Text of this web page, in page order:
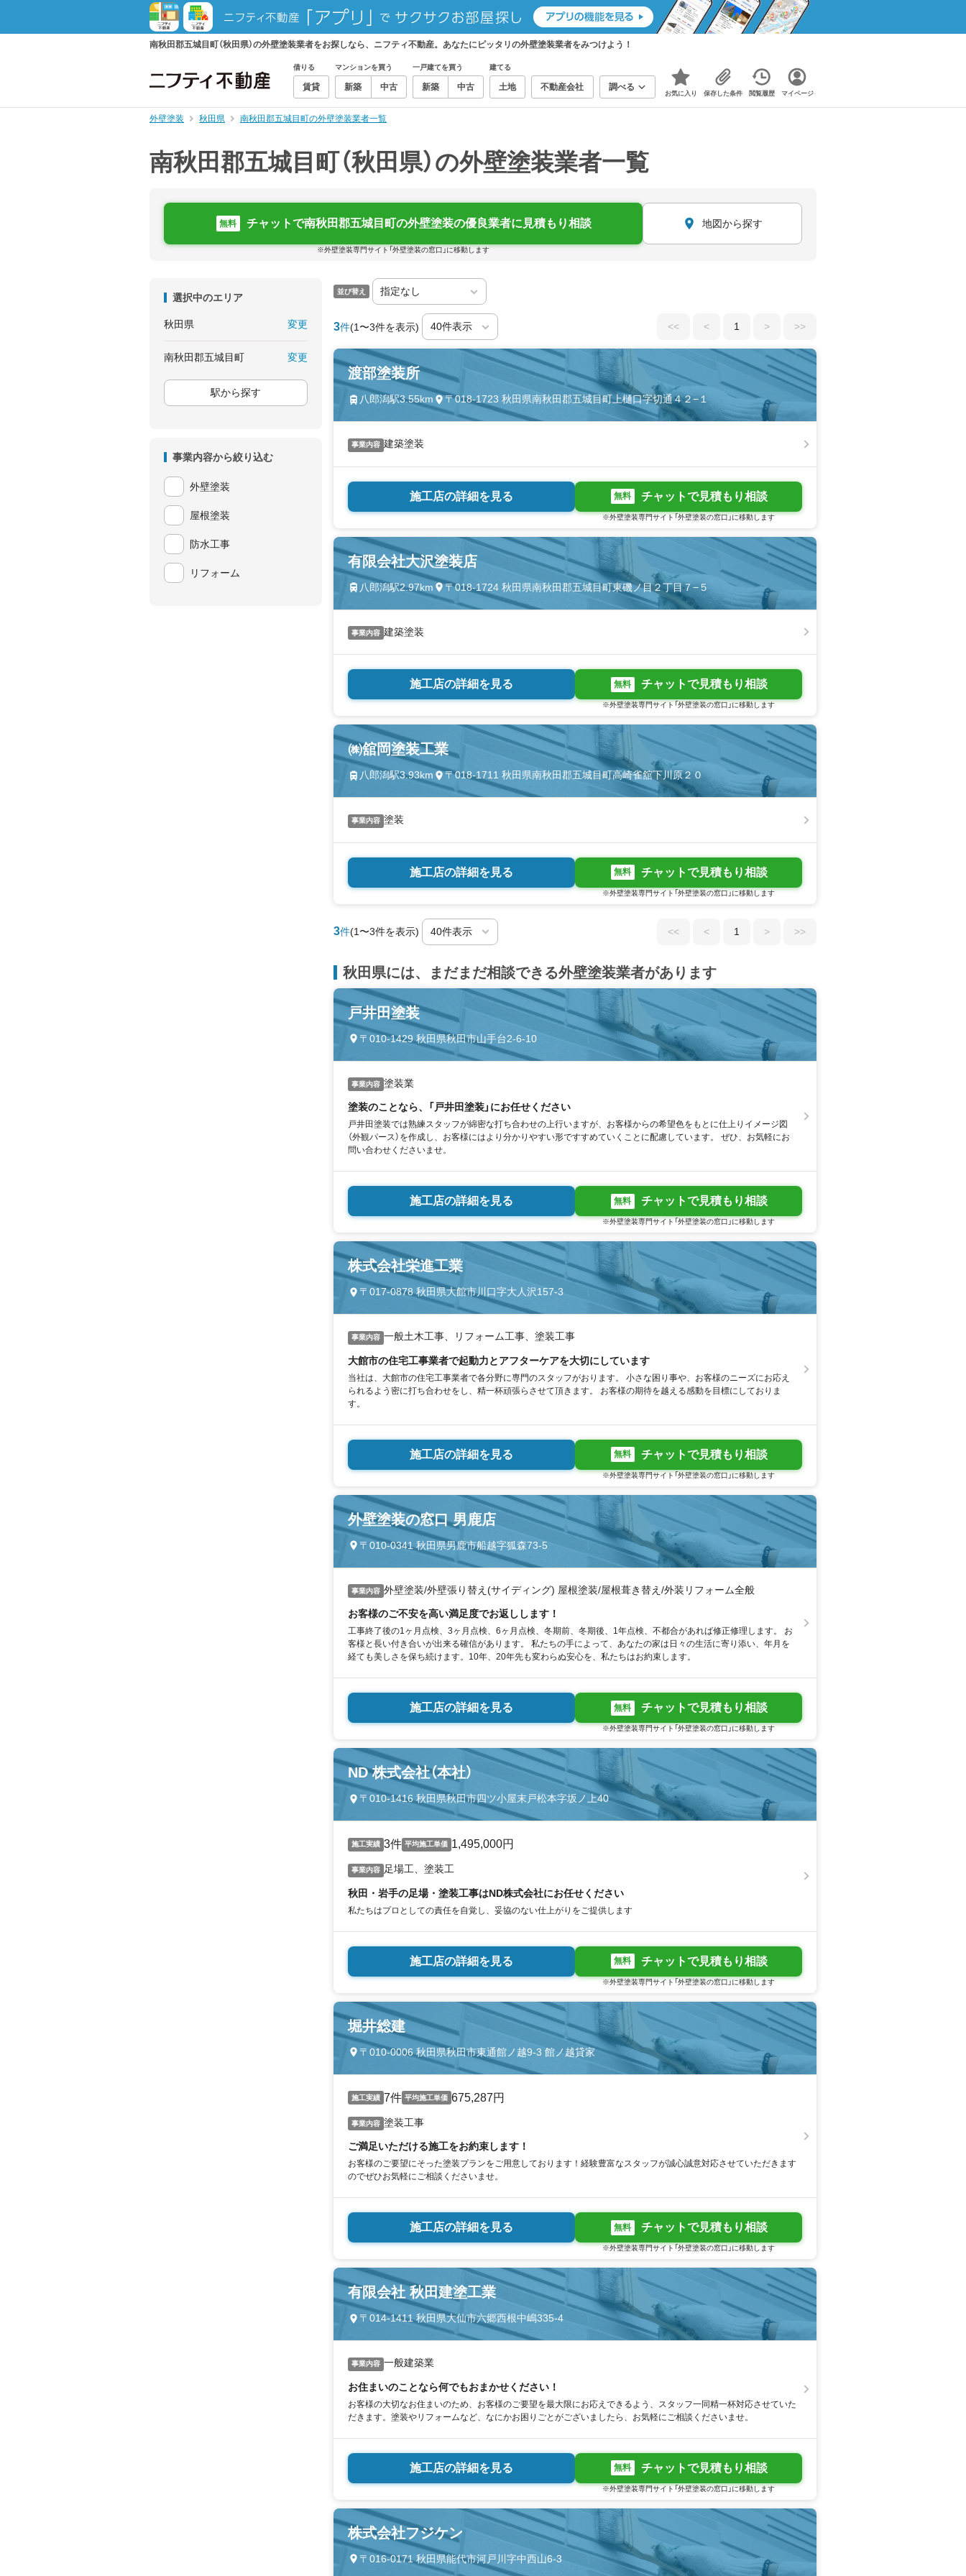
南秋田郡五城目町（秋田県）の外壁塗装業者をお探しなら、ニフティ不動産。あなたにピッタリの外壁塗装業者をみつけよう！
借りる
賃貸
マンションを買う
新築 中古
一戸建てを買う
新築 中古
建てる
土地 不動産会社 調べる
お気に入り 保存した条件 閲覧履歴 マイページ
外壁塗装 秋田県 南秋田郡五城目町の外壁塗装業者一覧
南秋田郡五城目町（秋田県）の外壁塗装業者一覧
無料 チャットで南秋田郡五城目町の外壁塗装の優良業者に見積もり相談 地図から探す
※外壁塗装専門サイト「外壁塗装の窓口」に移動します
選択中のエリア
秋田県 変更
南秋田郡五城目町 変更
駅から探す
事業内容から絞り込む
外壁塗装
屋根塗装
防水工事
リフォーム
並び替え
3件(1〜3件を表示) << < 1 > >>
渡部塗装所
八郎潟駅3.55km 〒018-1723 秋田県南秋田郡五城目町上樋口字切通４２−１
事業内容 建築塗装
施工店の詳細を見る 無料 チャットで見積もり相談
※外壁塗装専門サイト「外壁塗装の窓口」に移動します
有限会社大沢塗装店
八郎潟駅2.97km 〒018-1724 秋田県南秋田郡五城目町東磯ノ目２丁目７−５
事業内容 建築塗装
施工店の詳細を見る 無料 チャットで見積もり相談
※外壁塗装専門サイト「外壁塗装の窓口」に移動します
㈱舘岡塗装工業
八郎潟駅3.93km 〒018-1711 秋田県南秋田郡五城目町高崎雀舘下川原２０
事業内容 塗装
施工店の詳細を見る 無料 チャットで見積もり相談
※外壁塗装専門サイト「外壁塗装の窓口」に移動します
3件(1〜3件を表示) << < 1 > >>
秋田県には、まだまだ相談できる外壁塗装業者があります
戸井田塗装
〒010-1429 秋田県秋田市山手台2-6-10
事業内容 塗装業
塗装のことなら、「戸井田塗装」にお任せください
戸井田塗装では熟練スタッフが綿密な打ち合わせの上行いますが、お客様からの希望色をもとに仕上りイメージ図
（外観パース）を作成し、お客様にはより分かりやすい形ですすめていくことに配慮しています。 ぜひ、お気軽にお
問い合わせくださいませ。
施工店の詳細を見る 無料 チャットで見積もり相談
※外壁塗装専門サイト「外壁塗装の窓口」に移動します
株式会社栄進工業
〒017-0878 秋田県大館市川口字大人沢157-3
事業内容 一般土木工事、リフォーム工事、塗装工事
大館市の住宅工事業者で起動力とアフターケアを大切にしています
当社は、大館市の住宅工事業者で各分野に専門のスタッフがおります。 小さな困り事や、お客様のニーズにお応え
られるよう密に打ち合わせをし、精一杯頑張らさせて頂きます。 お客様の期待を越える感動を目標にしておりま
す。
施工店の詳細を見る 無料 チャットで見積もり相談
※外壁塗装専門サイト「外壁塗装の窓口」に移動します
外壁塗装の窓口 男鹿店
〒010-0341 秋田県男鹿市船越字狐森73-5
事業内容 外壁塗装/外壁張り替え(サイディング) 屋根塗装/屋根葺き替え/外装リフォーム全般
お客様のご不安を高い満足度でお返しします！
工事終了後の1ヶ月点検、3ヶ月点検、6ヶ月点検、冬期前、冬期後、1年点検、不都合があれば修正修理します。 お
客様と長い付き合いが出来る確信があります。 私たちの手によって、あなたの家は日々の生活に寄り添い、年月を
経ても美しさを保ち続けます。10年、20年先も変わらぬ安心を、私たちはお約束します。
施工店の詳細を見る 無料 チャットで見積もり相談
※外壁塗装専門サイト「外壁塗装の窓口」に移動します
ND 株式会社（本社）
〒010-1416 秋田県秋田市四ツ小屋末戸松本字坂ノ上40
施工実績 3件 平均施工単価 1,495,000円
事業内容 足場工、塗装工
秋田・岩手の足場・塗装工事はND株式会社にお任せください
私たちはプロとしての責任を自覚し、妥協のない仕上がりをご提供します
施工店の詳細を見る 無料 チャットで見積もり相談
※外壁塗装専門サイト「外壁塗装の窓口」に移動します
堀井総建
〒010-0006 秋田県秋田市東通館ノ越9-3 館ノ越貸家
施工実績 7件 平均施工単価 675,287円
事業内容 塗装工事
ご満足いただける施工をお約束します！
お客様のご要望にそった塗装プランをご用意しております！経験豊富なスタッフが誠心誠意対応させていただきます
のでぜひお気軽にご相談くださいませ。
施工店の詳細を見る 無料 チャットで見積もり相談
※外壁塗装専門サイト「外壁塗装の窓口」に移動します
有限会社 秋田建塗工業
〒014-1411 秋田県大仙市六郷西根中嶋335-4
事業内容 一般建築業
お住まいのことなら何でもおまかせください！
お客様の大切なお住まいのため、お客様のご要望を最大限にお応えできるよう、スタッフ一同精一杯対応させていた
だきます。塗装やリフォームなど、なにかお困りごとがございましたら、お気軽にご相談くださいませ。
施工店の詳細を見る 無料 チャットで見積もり相談
※外壁塗装専門サイト「外壁塗装の窓口」に移動します
株式会社フジケン
〒016-0171 秋田県能代市河戸川字中西山6-3